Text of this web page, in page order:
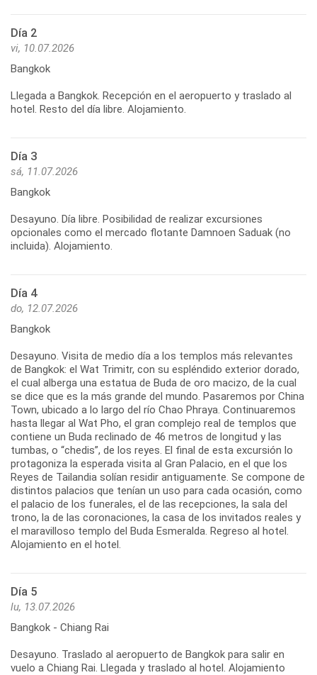
Día 2
vi, 10.07.2026
Bangkok
Llegada a Bangkok. Recepción en el aeropuerto y traslado al
Día 3
sá, 11.07.2026
Bangkok
Desayuno. Día libre. Posibilidad de realizar excursiones
opcionales como el mercado flotante Damnoen Saduak (no
Día 4
do, 12.07.2026
Bangkok
Desayuno. Visita de medio día a los templos más relevantes
de Bangkok: el Wat Trimitr, con su espléndido exterior dorado,
el cual alberga una estatua de Buda de oro macizo, de la cual
se dice que es la más grande del mundo. Pasaremos por China
Town, ubicado a lo largo del río Chao Phraya. Continuaremos
hasta llegar al Wat Pho, el gran complejo real de templos que
contiene un Buda reclinado de 46 metros de longitud y las
tumbas, o “chedis”, de los reyes. El final de esta excursión lo
protagoniza la esperada visita al Gran Palacio, en el que los
Reyes de Tailandia solían residir antiguamente. Se compone de
distintos palacios que tenían un uso para cada ocasión, como
el palacio de los funerales, el de las recepciones, la sala del
trono, la de las coronaciones, la casa de los invitados reales y
el maravilloso templo del Buda Esmeralda. Regreso al hotel.
Día 5
lu, 13.07.2026
Bangkok - Chiang Rai
Desayuno. Traslado al aeropuerto de Bangkok para salir en